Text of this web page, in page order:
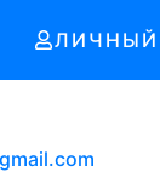
ЛИЧНЫЙ